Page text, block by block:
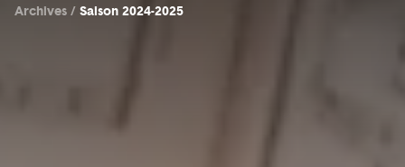
Archives Saison 2024-2025